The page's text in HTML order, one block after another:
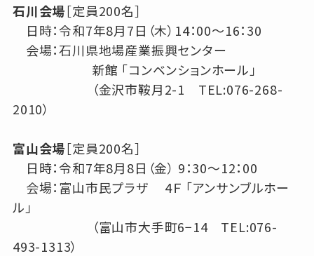
石川会場［定員200名］
日時：令和7年8月7日（木）14：00～16：30
会場：石川県地場産業振興センター
新館 「コンベンションホール」
（金沢市鞍月2-1 TEL:076-268-
2010）
富山会場［定員200名］
日時：令和7年8月8日（金） 9：30～12：00
会場：富山市民プラザ 4Ｆ 「アンサンブルホー
ル」
（富山市大手町6−14 TEL:076-
493-1313）